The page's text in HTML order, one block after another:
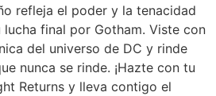
refleja el poder y la tenacidad
lucha final por Gotham. Viste con
del universo de DC y rinde
nunca se rinde. ¡Hazte con tu
Returns y lleva contigo el